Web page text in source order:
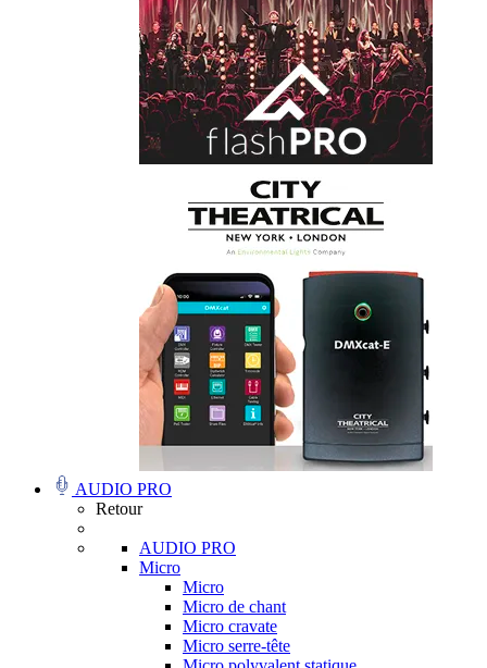
AUDIO PRO
Retour
AUDIO PRO
Micro
Micro
Micro de chant
Micro cravate
Micro serre-tête